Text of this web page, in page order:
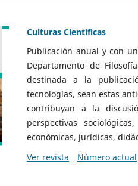
Culturas Científicas
Publicación anual y con
Departamento de
destinada a la
tecnologías, sean estas
contribuyan a la
perspectivas
económicas, jurídicas,
Ver revista
Número actual